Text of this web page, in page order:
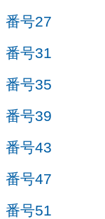
番号27
番号31
番号35
番号39
番号43
番号47
番号51